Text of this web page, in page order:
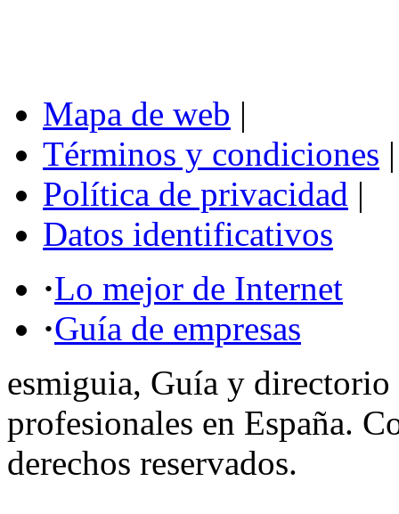
Mapa de web |
Términos y condiciones |
Política de privacidad |
Datos identificativos
·Lo mejor de Internet
·Guía de empresas
esmiguia, Guía y directorio
profesionales en España.
derechos reservados.